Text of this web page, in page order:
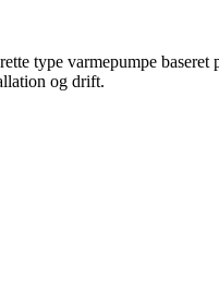
type varmepumpe
og drift.